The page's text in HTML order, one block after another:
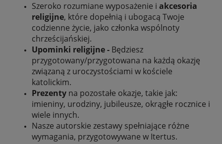
Szeroko rozumiane wyposażenie i akcesoria
religijne, które dopełnią i ubogacą Twoje
codzienne życie, jako członka wspólnoty
chrześcijańskiej.
Upominki religijne - Będziesz
przygotowany/przygotowana na każdą okazję
związaną z uroczystościami w kościele
katolickim.
Prezenty na pozostałe okazje, takie jak:
imieniny, urodziny, jubileusze, okrągłe rocznice i
wiele innych.
Nasze autorskie zestawy spełniające różne
wymagania, przygotowywane w Itertus.